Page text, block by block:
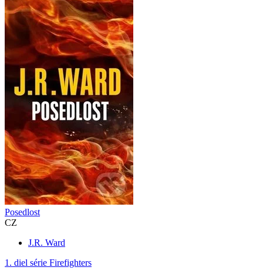
Posedlost
CZ
J.R. Ward
1. diel série Firefighters